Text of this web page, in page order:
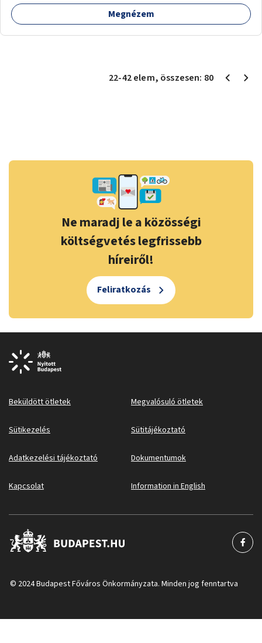
Megnézem
22-42elem, összesen: 80
Ne maradj le a közösségi
költségvetés legfrissebb
híreiről!
Feliratkozás
Beküldött ötletek Megvalósuló ötletek
Sütikezelés Sütitájékoztató
Adatkezelési tájékoztató Dokumentumok
Kapcsolat Information in English
© 2024 Budapest Főváros Önkormányzata. Minden jog fenntartva